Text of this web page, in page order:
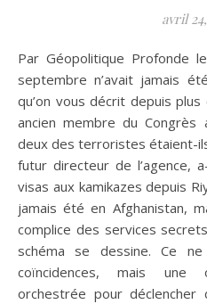
avril
Par Géopolitique Profonde le 20 avril 2025 Et si le 11
septembre n’avait jamais
qu’on vous décrit depuis
ancien membre du Congrès
deux des terroristes étaient-ils
futur directeur de l’agence,
visas aux kamikazes depuis
jamais été en Afghanistan,
complice des services
schéma se dessine. Ce
coïncidences, mais une
orchestrée pour déclencher